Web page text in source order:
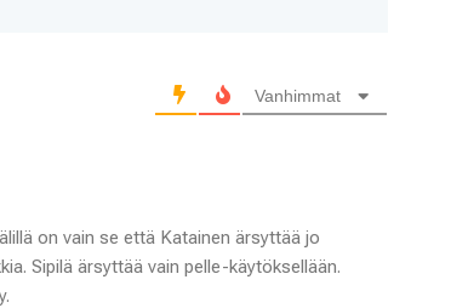
Vanhimmat
on vain se että Katainen ärsyttää jo
Sipilä ärsyttää vain pelle-käytöksellään.